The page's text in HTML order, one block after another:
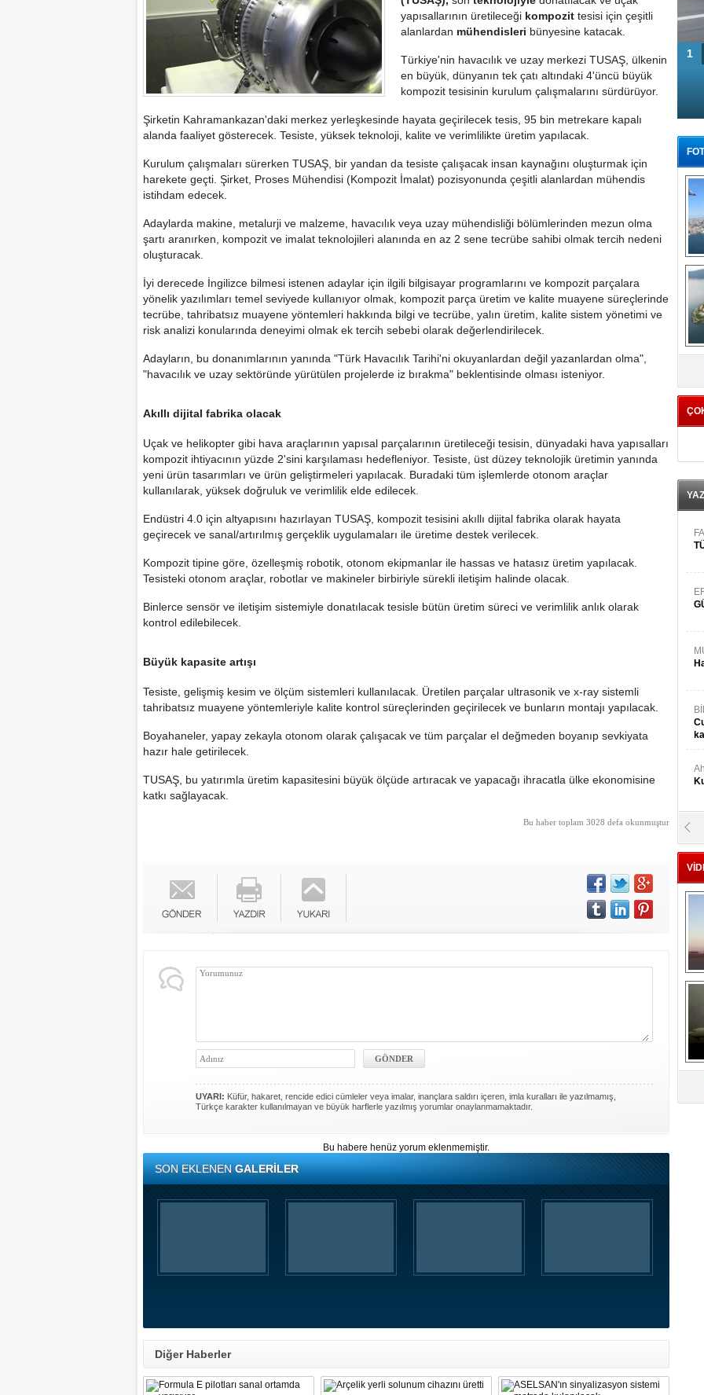
yapısallarının üretileceği kompozit tesisi için çeşitli
alanlardan mühendisleri bünyesine katacak.
Türkiye'nin havacılık ve uzay merkezi TUSAŞ, ülkenin
en büyük, dünyanın tek çatı altındaki 4'üncü büyük
kompozit tesisinin kurulum çalışmalarını sürdürüyor.
Şirketin Kahramankazan'daki merkez yerleşkesinde hayata geçirilecek tesis, 95 bin metrekare kapalı
alanda faaliyet gösterecek. Tesiste, yüksek teknoloji, kalite ve verimlilikte üretim yapılacak.
Kurulum çalışmaları sürerken TUSAŞ, bir yandan da tesiste çalışacak insan kaynağını oluşturmak için
harekete geçti. Şirket, Proses Mühendisi (Kompozit İmalat) pozisyonunda çeşitli alanlardan mühendis
istihdam edecek.
Adaylarda makine, metalurji ve malzeme, havacılık veya uzay mühendisliği bölümlerinden mezun olma
şartı aranırken, kompozit ve imalat teknolojileri alanında en az 2 sene tecrübe sahibi olmak tercih nedeni
oluşturacak.
İyi derecede İngilizce bilmesi istenen adaylar için ilgili bilgisayar programlarını ve kompozit parçalara
yönelik yazılımları temel seviyede kullanıyor olmak, kompozit parça üretim ve kalite muayene süreçlerinde
tecrübe, tahribatsız muayene yöntemleri hakkında bilgi ve tecrübe, yalın üretim, kalite sistem yönetimi ve
risk analizi konularında deneyimi olmak ek tercih sebebi olarak değerlendirilecek.
Adayların, bu donanımlarının yanında "Türk Havacılık Tarihi'ni okuyanlardan değil yazanlardan olma",
"havacılık ve uzay sektöründe yürütülen projelerde iz bırakma" beklentisinde olması isteniyor.
Akıllı dijital fabrika olacak
Uçak ve helikopter gibi hava araçlarının yapısal parçalarının üretileceği tesisin, dünyadaki hava yapısalları
kompozit ihtiyacının yüzde 2'sini karşılaması hedefleniyor. Tesiste, üst düzey teknolojik üretimin yanında
yeni ürün tasarımları ve ürün geliştirmeleri yapılacak. Buradaki tüm işlemlerde otonom araçlar
kullanılarak, yüksek doğruluk ve verimlilik elde edilecek.
Endüstri 4.0 için altyapısını hazırlayan TUSAŞ, kompozit tesisini akıllı dijital fabrika olarak hayata
geçirecek ve sanal/artırılmış gerçeklik uygulamaları ile üretime destek verilecek.
Kompozit tipine göre, özelleşmiş robotik, otonom ekipmanlar ile hassas ve hatasız üretim yapılacak.
Tesisteki otonom araçlar, robotlar ve makineler birbiriyle sürekli iletişim halinde olacak.
Binlerce sensör ve iletişim sistemiyle donatılacak tesisle bütün üretim süreci ve verimlilik anlık olarak
kontrol edilebilecek.
Büyük kapasite artışı
Tesiste, gelişmiş kesim ve ölçüm sistemleri kullanılacak. Üretilen parçalar ultrasonik ve x-ray sistemli
tahribatsız muayene yöntemleriyle kalite kontrol süreçlerinden geçirilecek ve bunların montajı yapılacak.
Boyahaneler, yapay zekayla otonom olarak çalışacak ve tüm parçalar el değmeden boyanıp sevkiyata
hazır hale getirilecek.
TUSAŞ, bu yatırımla üretim kapasitesini büyük ölçüde artıracak ve yapacağı ihracatla ülke ekonomisine
katkı sağlayacak.
Bu haber toplam 3028 defa okunmuştur
UYARI: Küfür, hakaret, rencide edici cümleler veya imalar, inançlara saldırı içeren, imla kuralları ile yazılmamış,
Türkçe karakter kullanılmayan ve büyük harflerle yazılmış yorumlar onaylanmamaktadır.
Bu habere henüz yorum eklenmemiştir.
SON EKLENENGALERİLER
Diğer Haberler
1